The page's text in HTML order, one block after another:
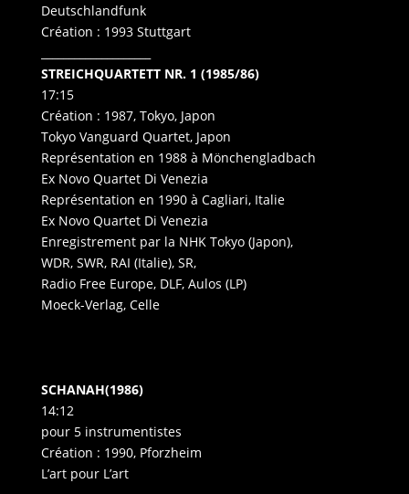
Deutschlandfunk
Création : 1993 Stuttgart
STREICHQUARTETT NR. 1 (1985/86)
17:15
Création : 1987, Tokyo, Japon
Tokyo Vanguard Quartet, Japon
Représentation en 1988 à Mönchengladbach
Ex Novo Quartet Di Venezia
Représentation en 1990 à Cagliari, Italie
Ex Novo Quartet Di Venezia
Enregistrement par la NHK Tokyo (Japon),
WDR, SWR, RAI (Italie), SR,
Radio Free Europe, DLF, Aulos (LP)
Moeck-Verlag, Celle
SCHANAH(1986)
14:12
pour 5 instrumentistes
Création : 1990, Pforzheim
L’art pour L’art